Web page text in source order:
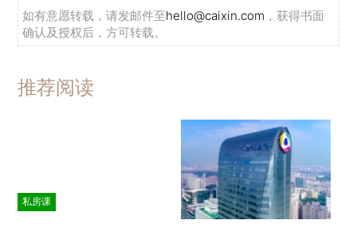
如有意愿转载，请发邮件至hello@caixin.com ，获得书面
确认及授权后，方可转载。
推荐阅读
私房课